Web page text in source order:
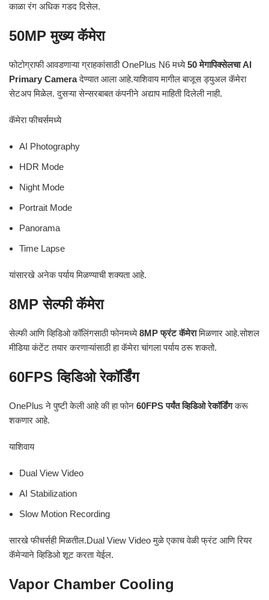
काळा रंग अधिक गडद दिसेल.
50MP मुख्य कॅमेरा
फोटोग्राफी आवडणाऱ्या ग्राहकांसाठी OnePlus N6 मध्ये50 मेगापिक्सेलचा AI
Primary Cameraदेण्यात आला आहे.याशिवाय मागील बाजूस ड्युअल कॅमेरा
सेटअप मिळेल. दुसऱ्या सेन्सरबाबत कंपनीने अद्याप माहिती दिलेली नाही.
कॅमेरा फीचर्समध्ये
AI Photography
HDR Mode
Night Mode
Portrait Mode
Panorama
Time Lapse
यांसारखे अनेक पर्याय मिळण्याची शक्यता आहे.
8MP सेल्फी कॅमेरा
सेल्फी आणि व्हिडिओ कॉलिंगसाठी फोनमध्ये8MP फ्रंट कॅमेरामिळणार आहे.सोशल
मीडिया कंटेंट तयार करणाऱ्यांसाठी हा कॅमेरा चांगला पर्याय ठरू शकतो.
60FPS व्हिडिओ रेकॉर्डिंग
OnePlus ने पुष्टी केली आहे की हा फोन 60FPS पर्यंत व्हिडिओ रेकॉर्डिंगकरू
शकणार आहे.
याशिवाय
Dual View Video
AI Stabilization
Slow Motion Recording
सारखे फीचर्सही मिळतील.Dual View Video मुळे एकाच वेळी फ्रंट आणि रियर
कॅमेऱ्याने व्हिडिओ शूट करता येईल.
Vapor Chamber Cooling